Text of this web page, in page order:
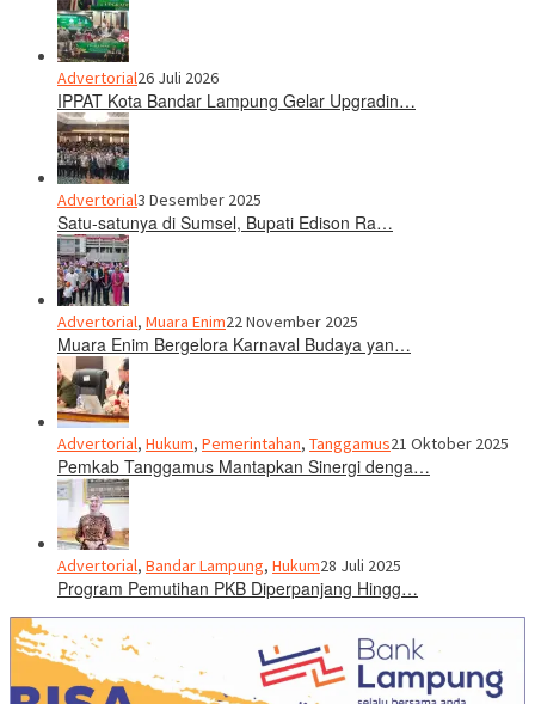
Advertorial26 Juli 2026
IPPAT Kota Bandar Lampung Gelar Upgradin…
Advertorial3 Desember 2025
Satu-satunya di Sumsel, Bupati Edison Ra…
Advertorial, Muara Enim22 November 2025
Muara Enim Bergelora Karnaval Budaya yan…
Advertorial, Hukum, Pemerintahan, Tanggamus21 Oktober 2025
Pemkab Tanggamus Mantapkan Sinergi denga…
Advertorial, Bandar Lampung, Hukum28 Juli 2025
Program Pemutihan PKB Diperpanjang Hingg…